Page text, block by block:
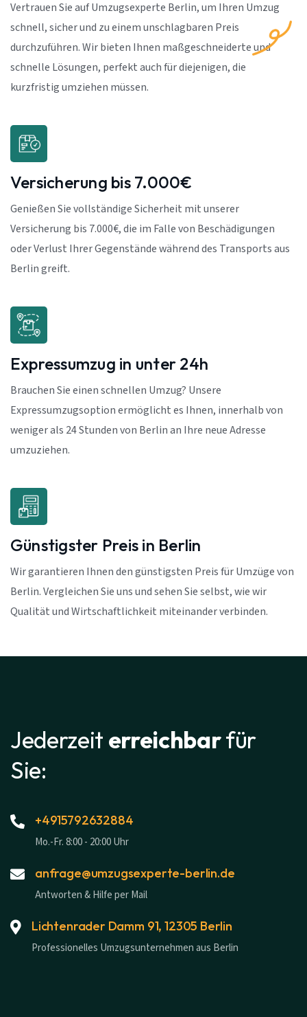
Vertrauen Sie auf Umzugsexperte Berlin, um Ihren Umzug
schnell, sicher und zu einem unschlagbaren Preis
durchzuführen. Wir bieten Ihnen maßgeschneiderte und
schnelle Lösungen, perfekt auch für diejenigen, die
kurzfristig umziehen müssen.
Versicherung bis 7.000€
Genießen Sie vollständige Sicherheit mit unserer
Versicherung bis 7.000€, die im Falle von Beschädigungen
oder Verlust Ihrer Gegenstände während des Transports aus
Berlin greift.
Expressumzug in unter 24h
Brauchen Sie einen schnellen Umzug? Unsere
Expressumzugsoption ermöglicht es Ihnen, innerhalb von
weniger als 24 Stunden von Berlin an Ihre neue Adresse
umzuziehen.
Günstigster Preis in Berlin
Wir garantieren Ihnen den günstigsten Preis für Umzüge von
Berlin. Vergleichen Sie uns und sehen Sie selbst, wie wir
Qualität und Wirtschaftlichkeit miteinander verbinden.
Jederzeit erreichbarfür
Sie:
+4915792632884
Mo.-Fr. 8:00 - 20:00 Uhr
anfrage@umzugsexperte-berlin.de
Antworten & Hilfe per Mail
Lichtenrader Damm 91, 12305 Berlin
Professionelles Umzugsunternehmen aus Berlin